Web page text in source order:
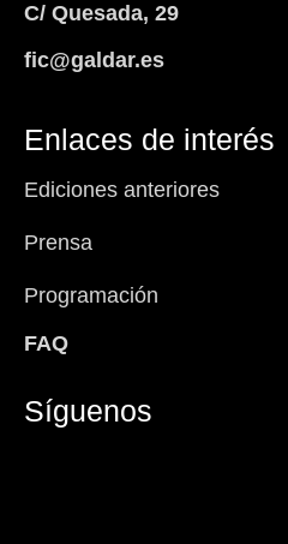
C/ Quesada, 29
fic@galdar.es
Enlaces de interés
Ediciones anteriores
Prensa
Programación
FAQ
Síguenos